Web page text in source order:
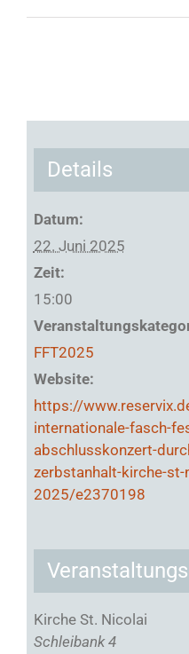
Details
Datum:
22. Juni 2025
Zeit:
15:00
FFT2025
Website:
https://
internationale-fasch-
abschlusskonzert-
zerbstanhalt-kirche-
2025/e2370198
Kirche St. Nicolai
Schleibank 4